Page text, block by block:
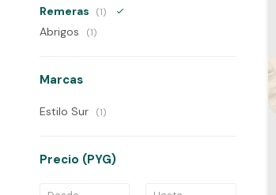
Remeras (1)
Abrigos (1)
Marcas
Estilo Sur (1)
Precio (PYG)